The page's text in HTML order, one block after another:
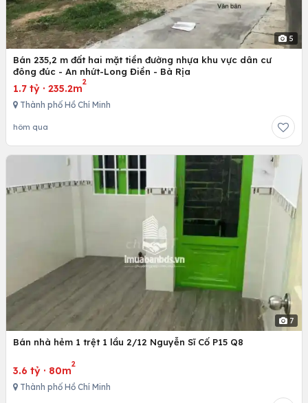
5
Bán 235,2 m đất hai mặt tiền đường nhựa khu vực dân cư
đông đúc - An nhứt-Long Điền - Bà Rịa
1.7 tỷ · 235.2m
2
Thành phố Hồ Chí Minh
hôm qua
7
Bán nhà hẻm 1 trệt 1 lầu 2/12 Nguyễn Sĩ Cố P15 Q8
3.6 tỷ · 80m
2
Thành phố Hồ Chí Minh